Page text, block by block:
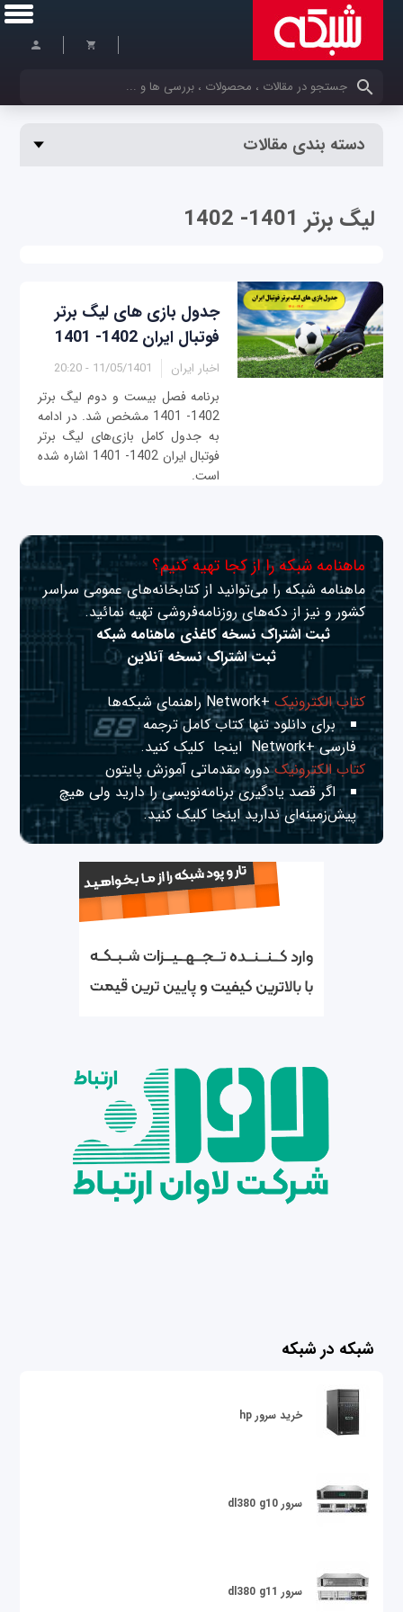
کلمات کلیدی خود را وارد کنید
دسته بندی مقالات
لیگ برتر 1401- 1402
جدول بازی‌ های لیگ برتر
فوتبال ایران 1402- 1401
اخبار ایران 11/05/1401 - 20:20
برنامه فصل بیست و دوم لیگ برتر
1402- 1401 مشخص شد. در ادامه
به جدول کامل بازی‌های لیگ برتر
فوتبال ایران 1402- 1401 اشاره شده
است.
ماهنامه شبکه را از کجا تهیه کنیم؟
ماهنامه شبکه را می‌توانید از کتابخانه‌های عمومی سراسر
کشور و نیز از دکه‌های روزنامه‌فروشی تهیه نمائید.
ثبت اشتراک نسخه کاغذی ماهنامه شبکه
ثبت اشتراک نسخه آنلاین
کتاب الکترونیک+Network راهنمای شبکه‌ها
برای دانلود تنها کتاب کامل ترجمه
فارسی +Network
اینجا کلیک کنید.
کتاب الکترونیکدوره مقدماتی آموزش پایتون
اگر قصد یادگیری برنامه‌نویسی را دارید ولی هیچ
پیش‌زمینه‌ای نداریداینجا کلیک کنید.
شبکه در شبکه
خرید سرور hp
سرور dl380 g10
سرور dl380 g11